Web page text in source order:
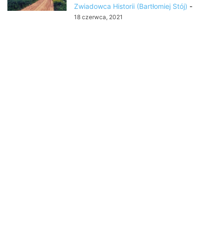
Zwiadowca Historii (Bartłomiej Stój) -
18 czerwca, 2021